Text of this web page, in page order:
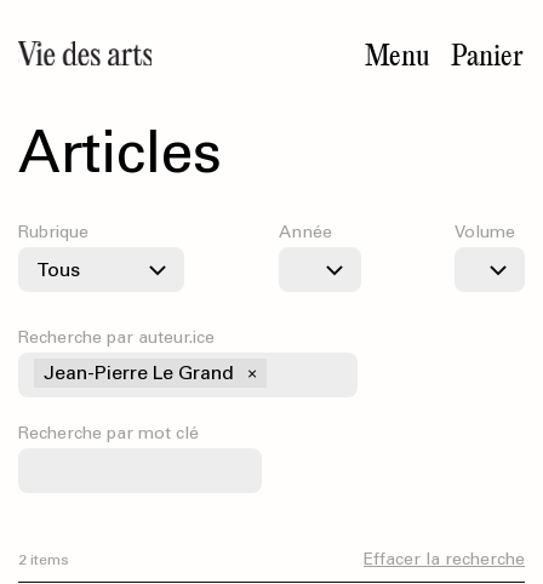
au
contenu
Menu Panier
Articles
Rubrique Année Volume
Recherche par auteur.ice
Jean-Pierre Le Grand
Recherche par mot clé
2 items Effacer la recherche